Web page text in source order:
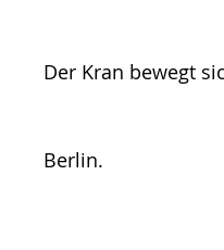
Der Kran bewegt
Berlin.